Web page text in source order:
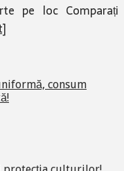
pe loc Comparați
consum